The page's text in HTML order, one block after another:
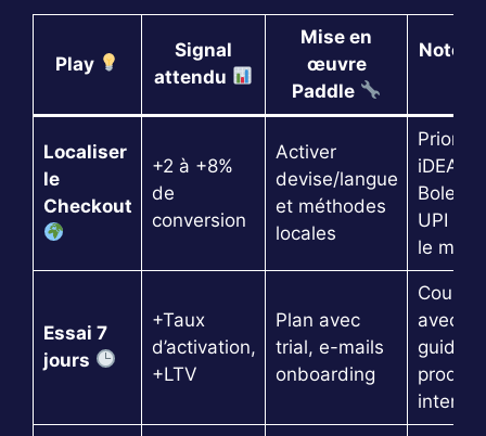
Play
Signal
attendu
Mise en
œuvre
Paddle
Notes
Localiser
le
Checkout
+2 à +8%
de
conversion
Activer
devise/langue
et méthodes
locales
iDEAL,
Boleto,
UPI
le
Essai 7
jours
+Taux
d’activation,
+LTV
Plan avec
trial, e-mails
onboarding
Coupler
avec un
guide
produit